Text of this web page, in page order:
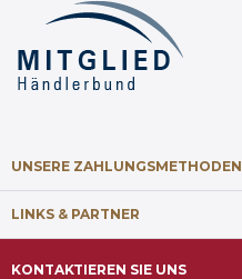
UNSERE ZAHLUNGSMETHODEN
LINKS & PARTNER
KONTAKTIEREN SIE UNS